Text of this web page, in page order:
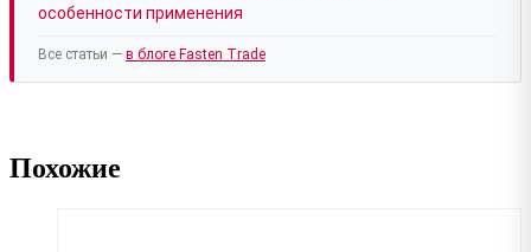
особенности применения
Все статьи — в блоге Fasten Trade
Похожие